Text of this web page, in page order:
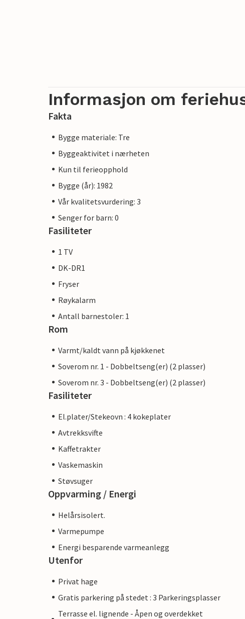
Informasjon om
Fakta
Bygge materiale: Tre
Byggeaktivitet i nærheten
Kun til ferieopphold
Bygge (år): 1982
Vår kvalitetsvurdering: 3
Senger for barn: 0
Fasiliteter
1 TV
DK-DR1
Fryser
Røykalarm
Antall barnestoler: 1
Rom
Varmt/kaldt vann på kjøkkenet
Soverom nr. 1 - Dobbeltseng(er) (2 plasser)
Soverom nr. 3 - Dobbeltseng(er) (2 plasser)
Fasiliteter
El.plater/Stekeovn : 4 kokeplater
Avtrekksvifte
Kaffetrakter
Vaskemaskin
Støvsuger
Oppvarming / Energi
Helårsisolert.
Varmepumpe
Energi besparende varmeanlegg
Utenfor
Privat hage
Gratis parkering på stedet : 3 Parkeringsplasser
Terrasse el. lignende - Åpen og overdekket